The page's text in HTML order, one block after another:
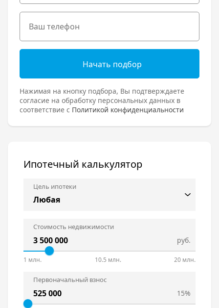
Начать подбор
Нажимая на кнопку подбора, Вы подтверждаете
согласие на обработку персональных данных в
соответствие с Политикой конфиденциальности
Ипотечный калькулятор
Цель ипотеки
Стоимость недвижимости
руб.
1 млн. 10.5 млн. 20 млн.
Первоначальный взнос
15%